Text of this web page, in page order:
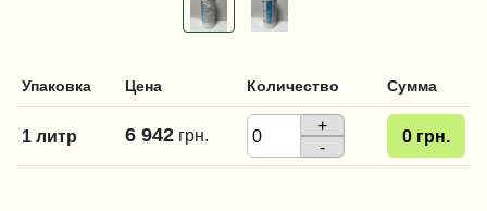
Упаковка Цена Количество Сумма
1 литр 6 942 грн.
+
-
0 грн.